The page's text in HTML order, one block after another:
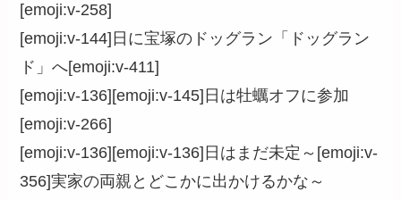
[emoji:v-258]
[emoji:v-144]日に宝塚のドッグラン「ドッグラン
ド」へ[emoji:v-411]
[emoji:v-136][emoji:v-145]日は牡蠣オフに参加
[emoji:v-266]
[emoji:v-136][emoji:v-136]日はまだ未定～[emoji:v-
356]実家の両親とどこかに出かけるかな～